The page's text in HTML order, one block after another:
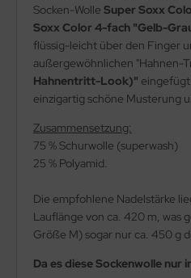
Socken-Wolle Super Soxx
Soxx Color 4-fach "Gelb-
flüssig-leicht über den Finger
außergewöhnlichen "Hahnen-
Hahnentritt-Look)"
einzigartig schöne Musterung
Zusammensetzung:
75 % Schurwolle (superwash)
25 % Polyamid.
Die empfohlene Nadelstärke
Lauflänge von ca. 420 m, was
Größe M) sogar nur ca. 450 g
Da es diese Sockenwolle